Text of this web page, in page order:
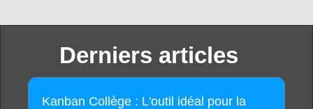
Derniers articles
Kanban Collège : L'outil idéal pour la